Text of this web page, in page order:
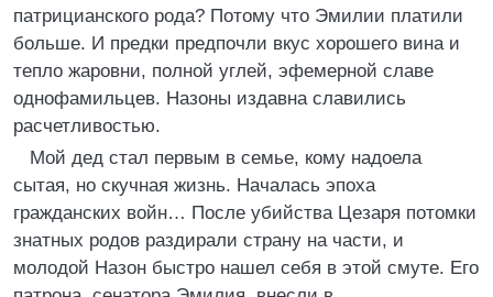
патрицианского рода? Потому что Эмилии платили
больше. И предки предпочли вкус хорошего вина и
тепло жаровни, полной углей, эфемерной славе
однофамильцев. Назоны издавна славились
расчетливостью.
Мой дед стал первым в семье, кому надоела
сытая, но скучная жизнь. Началась эпоха
гражданских войн… После убийства Цезаря потомки
знатных родов раздирали страну на части, и
молодой Назон быстро нашел себя в этой смуте. Его